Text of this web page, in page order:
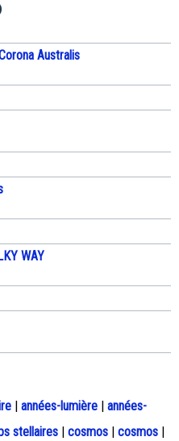
Australis
WAY
| années-lumière | années-
stellaires | cosmos | cosmos |